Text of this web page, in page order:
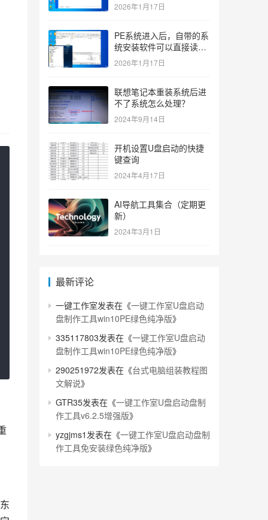
2026年1月17日
PE系统进入后，自带的系
统安装软件可以直接读取
ISO吗？如果不行有什么
解决办法？
2026年1月17日
联想笔记本重装系统后进
不了系统怎么处理？
2024年9月14日
开机设置U盘启动的快捷
键查询
2024年4月17日
AI导航工具集合（定期更
新）
2024年3月1日
最新评论
一键工作室发表在《一键工作室U盘启动
盘制作工具win10PE绿色纯净版》
335117803发表在《一键工作室U盘启动
盘制作工具win10PE绿色纯净版》
290251972发表在《台式电脑组装教程图
文解说》
GTR35发表在《一键工作室U盘启动盘制
作工具v6.2.5增强版》
yzgjms1 发表在《一键工作室U盘启动盘制
作工具免安装绿色纯净版》